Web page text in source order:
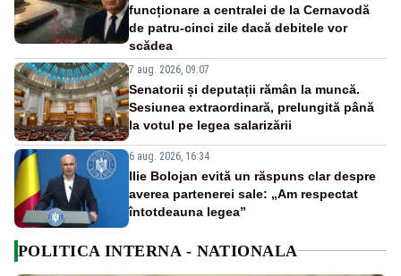
funcționare a centralei de la Cernavodă
de patru-cinci zile dacă debitele vor
scădea
7 aug. 2026, 09:07
Senatorii și deputații rămân la muncă.
Sesiunea extraordinară, prelungită până
la votul pe legea salarizării
6 aug. 2026, 16:34
Ilie Bolojan evită un răspuns clar despre
averea partenerei sale: „Am respectat
întotdeauna legea”
POLITICA INTERNA - NATIONALA